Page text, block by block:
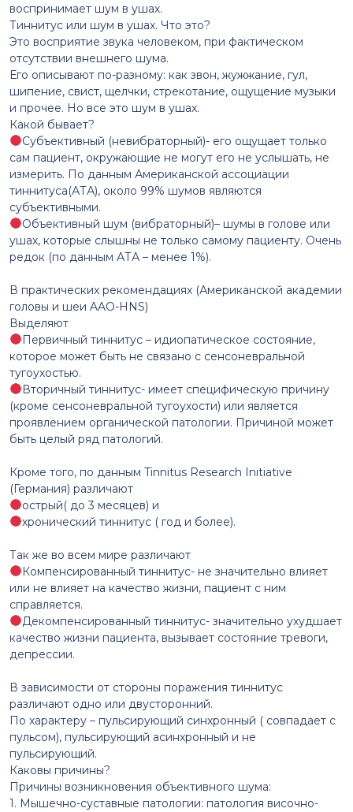
воспринимает шум в ушах.
Тиннитус или шум в ушах. Что это?
Это восприятие звука человеком, при фактическом
отсутствии внешнего шума.
Его описывают по-разному: как звон, жужжание, гул,
шипение, свист, щелчки, стрекотание, ощущение музыки
и прочее. Но все это шум в ушах.
Какой бывает?
Субъективный (невибраторный)- его ощущает только
сам пациент, окружающие не могут его не услышать, не
измерить. По данным Американской ассоциации
тиннитуса(АТА), около 99% шумов являются
субъективными.
Объективный шум (вибраторный)– шумы в голове или
ушах, которые слышны не только самому пациенту. Очень
редок (по данным АТА – менее 1%).
В практических рекомендациях (Американской академии
головы и шеи AAO-HNS)
Выделяют
Первичный тиннитус – идиопатическое состояние,
которое может быть не связано с сенсоневральной
тугоухостью.
Вторичный тиннитус- имеет специфическую причину
(кроме сенсоневральной тугоухости) или является
проявлением органической патологии. Причиной может
быть целый ряд патологий.
Кроме того, по данным Tinnitus Research Initiative
(Германия) различают
острый( до 3 месяцев) и
хронический тиннитус ( год и более).
Так же во всем мире различают
Компенсированный тиннитус- не значительно влияет
или не влияет на качество жизни, пациент с ним
справляется.
Декомпенсированный тиннитус- значительно ухудшает
качество жизни пациента, вызывает состояние тревоги,
депрессии.
В зависимости от стороны поражения тиннитус
различают одно или двусторонний.
По характеру – пульсирующий синхронный ( совпадает с
пульсом), пульсирующий асинхронный и не
пульсирующий.
Каковы причины?
Причины возникновения объективного шума:
1. Мышечно-суставные патологии: патология височно-